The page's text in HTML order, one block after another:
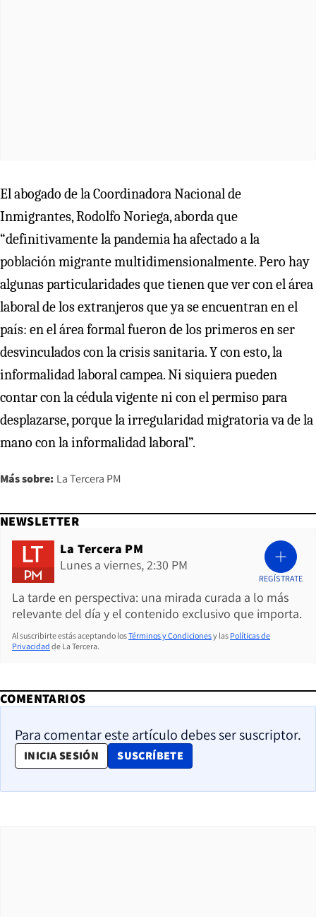
El abogado de la Coordinadora Nacional de
Inmigrantes, Rodolfo Noriega, aborda que
“definitivamente la pandemia ha afectado a la
población migrante multidimensionalmente. Pero hay
algunas particularidades que tienen que ver con el área
laboral de los extranjeros que ya se encuentran en el
país: en el área formal fueron de los primeros en ser
desvinculados con la crisis sanitaria. Y con esto, la
informalidad laboral campea. Ni siquiera pueden
contar con la cédula vigente ni con el permiso para
desplazarse, porque la irregularidad migratoria va de la
mano con la informalidad laboral”.
Más sobre: La Tercera PM
NEWSLETTER
La Tercera PM
Lunes a viernes, 2:30 PM
La tarde en perspectiva: una mirada curada a lo más
relevante del día y el contenido exclusivo que importa.
REGÍSTRATE
Al suscribirte estás aceptando losTérminos y Condicionesy las Políticas de
Privacidad de La Tercera.
COMENTARIOS
Para comentar este artículo debes ser suscriptor.
INICIA SESIÓN SUSCRÍBETE
OPENS IN NEW WINDOW